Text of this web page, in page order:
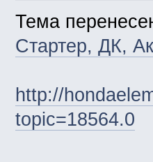
Тема
Стартер, ДК,
http://
topic=18564.0